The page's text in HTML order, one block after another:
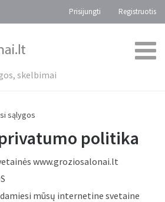
Prisijungti Registruotis
skelbimai
sąlygos
politika
www.groziosalonai.lt
mūsų internetine svetaine